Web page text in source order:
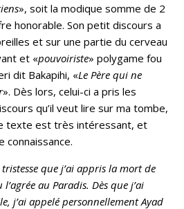
», soit la modique somme de 2
honorable. Son petit discours a
et sur une partie du cerveau
et «pouvoiriste» polygame fou
dit Bakapihi, «Le Père qui ne
». Dès lors, celui-ci a pris les
qu’il veut lire sur ma tombe,
texte est très intéressant, et
connaissance.
tristesse que j’ai appris la mort de
au Paradis. Dès que j’ai
j’ai appelé personnellement Ayad